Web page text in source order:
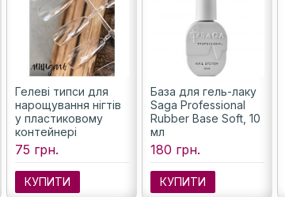
Гелеві типси для
нарощування нігтів
у пластиковому
контейнері
(Міндаль), 240 шт.
75 грн.
КУПИТИ
База для гель-лаку
Saga Professional
Rubber Base Soft, 10
мл
180 грн.
КУПИТИ